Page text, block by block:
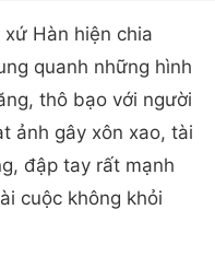
Hàn hiện chia
quanh những hình
thô bạo với người
ảnh gây xôn xao, tài
đập tay rất mạnh
cuộc không khỏi